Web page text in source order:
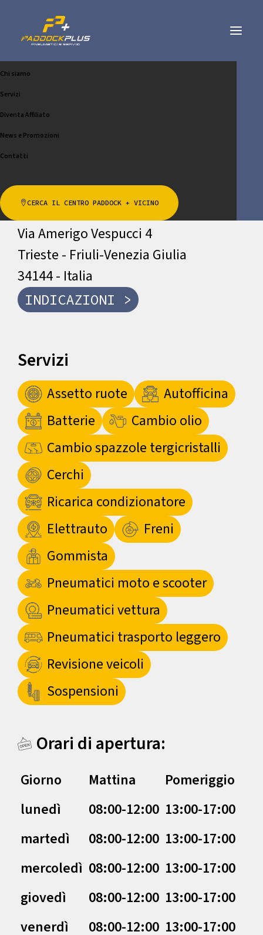
Chi siamo
Servizi
Diventa Affiliato
News e Promozioni
Contatti
CERCA IL CENTRO PADDOCK + VICINO
PIT STOP GOMME DI
MONDO DANIELE
CHIAMA
Indirizzo
Via Amerigo Vespucci 4
Trieste - Friuli-Venezia Giulia
34144 - Italia
INDICAZIONI >
Servizi
Assetto ruote
Autofficina
Batterie
Cambio olio
Cambio spazzole tergicristalli
Cerchi
Ricarica condizionatore
Elettrauto
Freni
Gommista
Pneumatici moto e scooter
Pneumatici vettura
Pneumatici trasporto leggero
Revisione veicoli
Sospensioni
Orari di apertura:
Giorno Mattina
Pomeriggio
lunedì
08:00-12:00 13:00-17:00
martedì
08:00-12:00 13:00-17:00
mercoledì 08:00-12:00 13:00-17:00
giovedì
08:00-12:00 13:00-17:00
venerdì
08:00-12:00 13:00-17:00